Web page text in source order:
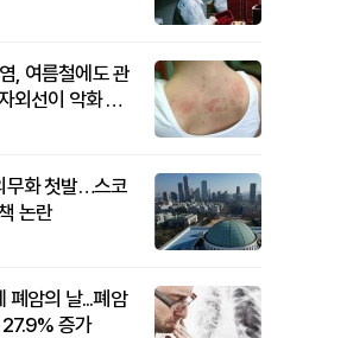
, 여름철에도 관
외선이 악화 요
무화 첫발…스코
논란
폐암의 날...폐암
증가